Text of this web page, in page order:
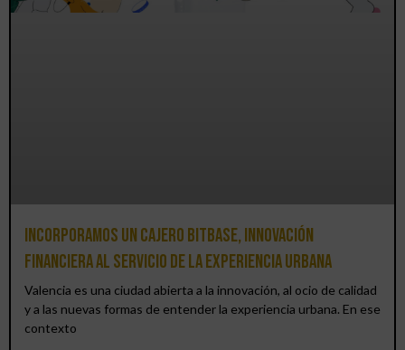
Incorporamos un cajero BitBase, innovación
financiera al servicio de la experiencia urbana
Valencia es una ciudad abierta a la innovación, al ocio de calidad
y a las nuevas formas de entender la experiencia urbana. En ese
contexto